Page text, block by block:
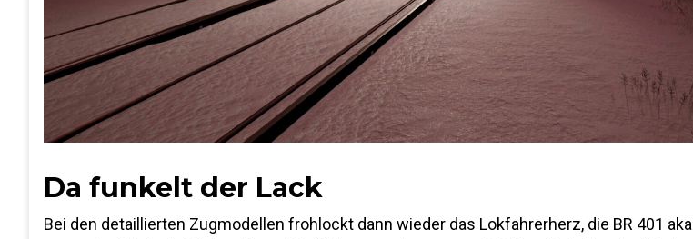
Da funkelt der Lack
Bei den detaillierten Zugmodellen frohlockt dann wieder das Lokfahrerherz, die BR 401